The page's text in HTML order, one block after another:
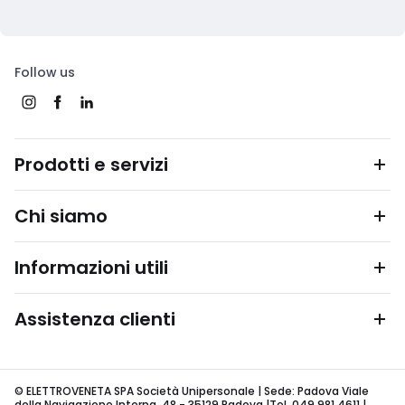
Follow us
Prodotti e servizi
Chi siamo
Informazioni utili
Assistenza clienti
© ELETTROVENETA SPA Società Unipersonale | Sede: Padova Viale